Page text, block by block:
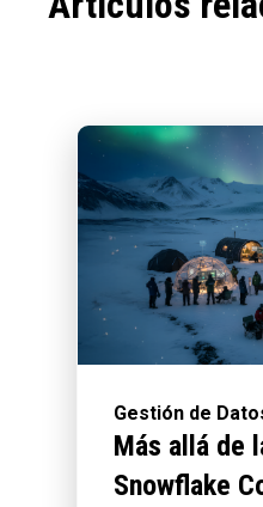
Gestión de
Más allá de
Snowflake